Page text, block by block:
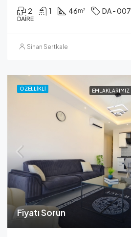
2 1 46m² DA - 007
DAIRE
Sinan Sertkale
ÖZELLIKLI EMLAKLARIMIZ
Fiyatı Sorun